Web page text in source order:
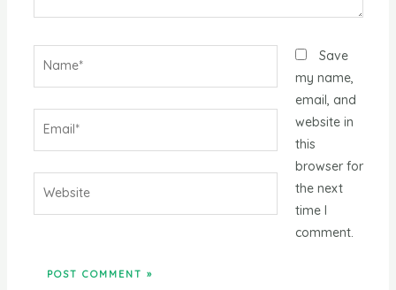
Save
my name,
email, and
website in
this
browser for
the next
time I
comment.